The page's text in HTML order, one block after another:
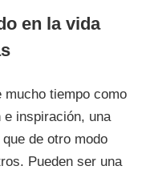
en la vida
mucho tiempo como
inspiración, una
de otro modo
Pueden ser una